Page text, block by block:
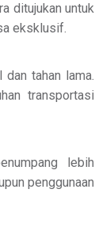
ditujukan untuk
eksklusif.
tahan lama.
transportasi
lebih
penggunaan